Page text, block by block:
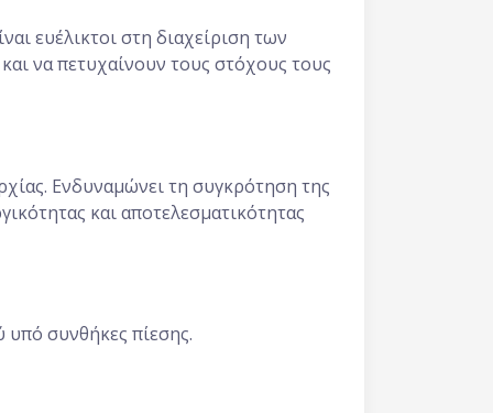
ευέλικτοι στη διαχείριση των
να πετυχαίνουν τους στόχους τους
Ενδυναμώνει τη συγκρότηση της
και αποτελεσματικότητας
υπό συνθήκες πίεσης.